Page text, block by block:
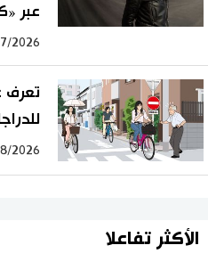
عبر
2026
تعرف
2026
الأكثر تفاعلا